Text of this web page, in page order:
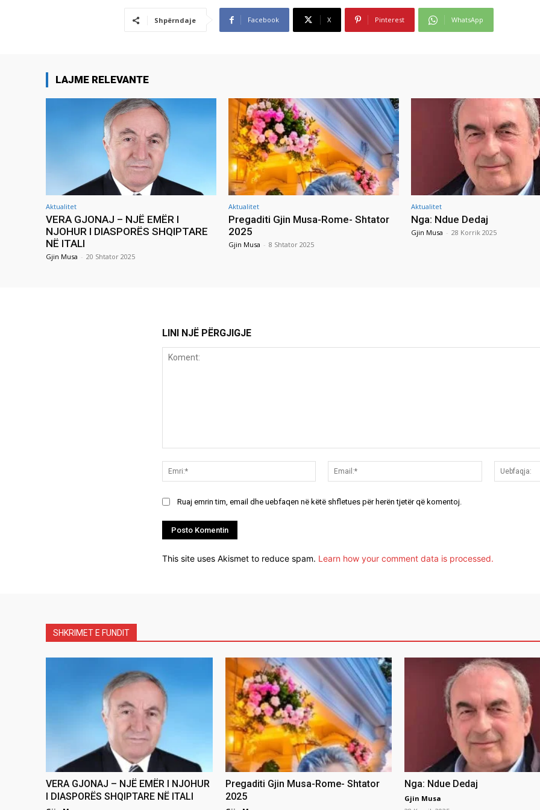
Shpërndaje Facebook X Pinterest WhatsApp
LAJME RELEVANTE
Aktualitet
VERA GJONAJ – NJË EMËR I
NJOHUR I DIASPORËS SHQIPTARE
NË ITALI
Gjin Musa - 20 Shtator 2025
Aktualitet
Pregaditi Gjin Musa-Rome- Shtator
2025
Gjin Musa - 8 Shtator 2025
Aktualitet
Nga: Ndue Dedaj
Gjin Musa - 28 Korrik 2025
LINI NJË PËRGJIGJE
Emri:*
Email:*
Ruaj emrin tim, email dhe uebfaqen në këtë shfletues për herën tjetër që komentoj.
This site uses Akismet to reduce spam. Learn how your comment data is processed.
SHKRIMET E FUNDIT
VERA GJONAJ – NJË EMËR I NJOHUR
I DIASPORËS SHQIPTARE NË ITALI
Pregaditi Gjin Musa-Rome- Shtator
2025
Nga: Ndue Dedaj
Gjin Musa